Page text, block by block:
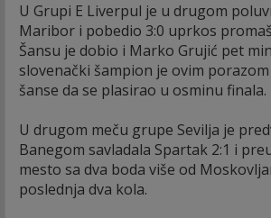
U Grupi E Liverpul je u drugom
Maribor i pobedio 3:0 uprkos
Šansu je dobio i Marko Grujić pet
slovenački šampion je ovim
šanse da se plasirao u osminu finala.
U drugom meču grupe Sevilja je
Banegom savladala Spartak 2:1 i
mesto sa dva boda više od
poslednja dva kola.